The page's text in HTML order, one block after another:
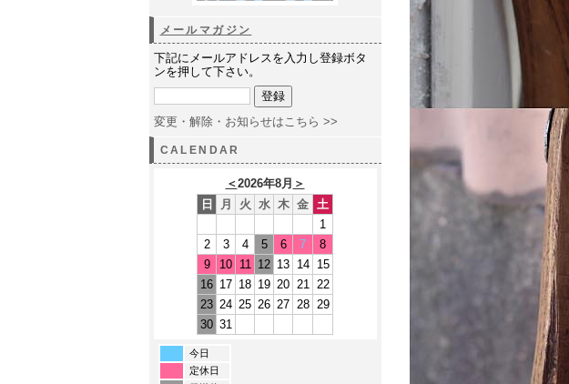
メールマガジン
下記にメールアドレスを入力し登録ボタ
ンを押して下さい。
変更・解除・お知らせはこちら >>
CALENDAR
＜2026年8月 ＞
日
月 火 水 木 金 土
1
2
3 4 5 6 7
8
9
10 11 12 13 14
15
16 17 18 19 20 21 22
23 24 25 26 27 28 29
30 31
今日
定休日